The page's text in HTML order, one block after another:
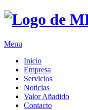
Menu
Inicio
Empresa
Servicios
Noticias
Valor Añadido
Contacto